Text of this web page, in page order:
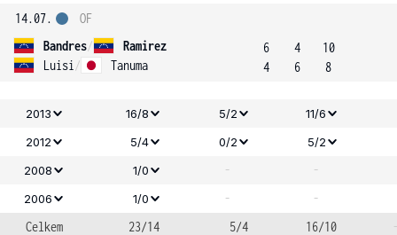
14.07.
Bandres/
Ramirez
Luisi / Tanuma
OF
6
4
4
6
10
8
2013 16/8 5/2
11/6
2012
5/4 0/2
5/2
2008
1/0 - -
2006 1/0 -
-
Celkem
23/14 5/4 16/10